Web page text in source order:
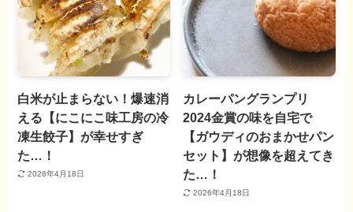
白米が止まらない！爆速消
える【にこにこ味工房の冷
凍生餃子】が幸せすぎ
た…！
2026年4月18日
カレーパングランプリ
2024金賞の味を自宅で
【ガウディのおまかせパン
セット】が想像を超えてき
た…！
2026年4月18日